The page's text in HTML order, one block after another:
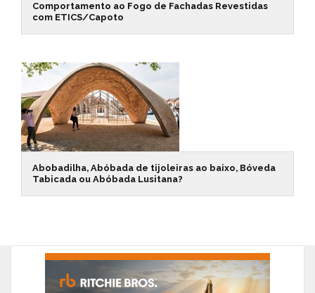
Comportamento ao Fogo de Fachadas Revestidas
com ETICS/Capoto
Abobadilha, Abóbada de tijoleiras ao baixo, Bóveda
Tabicada ou Abóbada Lusitana?